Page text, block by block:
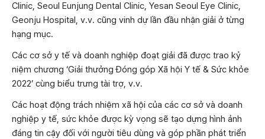
Clinic, Seoul Eunjung Dental Clinic, Yesan Seoul Eye Clinic,
Geonju Hospital, v.v. cũng vinh dự lần đầu nhận giải ở từng
hạng mục.
Các cơ sở y tế và doanh nghiệp đoạt giải đã được trao kỷ
niệm chương ‘Giải thưởng Đóng góp Xã hội Y tế & Sức khỏe
2022’ cùng biểu trưng tài trợ, v.v.
Các hoạt động trách nhiệm xã hội của các cơ sở và doanh
nghiệp y tế, sức khỏe được kỳ vọng sẽ tạo dựng hình ảnh
đáng tin cậy đối với người tiêu dùng và góp phần phát triển